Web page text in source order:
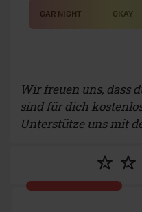
GAR NICHT OKAY
Wir freuen uns, dass
sind für dich
Unterstütze uns mit